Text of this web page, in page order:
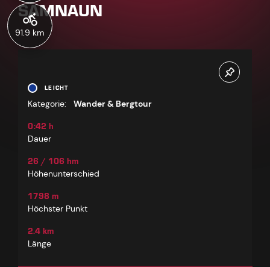
91.9 km
SAMNAUN
LEICHT
Kategorie:
Wander & Bergtour
0:42 h
Dauer
26 / 106 hm
Höhenunterschied
1798 m
Höchster Punkt
2.4 km
Länge